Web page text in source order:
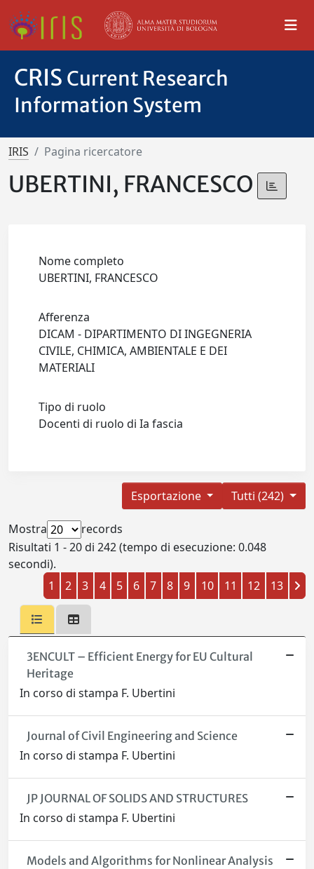
CRIS Current Research
Information System
IRIS Pagina ricercatore
UBERTINI, FRANCESCO
Nome completo
UBERTINI, FRANCESCO
Afferenza
DICAM - DIPARTIMENTO DI INGEGNERIA
CIVILE, CHIMICA, AMBIENTALE E DEI
MATERIALI
Tipo di ruolo
Docenti di ruolo di Ia fascia
Tutti (242)
Esportazione
Mostra
records
Risultati 1 - 20 di 242 (tempo di esecuzione: 0.048
secondi).
1
2 3 4 5 6 7 8 9 10 11 12 13
3ENCULT – Efficient Energy for EU Cultural
Heritage
In corso di stampa F. Ubertini
Journal of Civil Engineering and Science
In corso di stampa F. Ubertini
JP JOURNAL OF SOLIDS AND STRUCTURES
In corso di stampa F. Ubertini
Models and Algorithms for Nonlinear Analysis